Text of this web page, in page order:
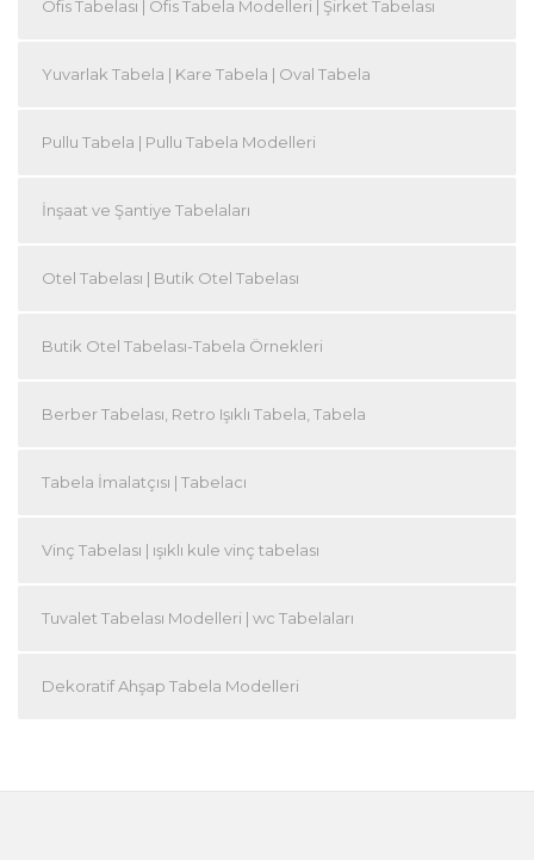
Ofis Tabelası | Ofis Tabela Modelleri | Şirket Tabelası
Yuvarlak Tabela | Kare Tabela | Oval Tabela
Pullu Tabela | Pullu Tabela Modelleri
İnşaat ve Şantiye Tabelaları
Otel Tabelası | Butik Otel Tabelası
Butik Otel Tabelası-Tabela Örnekleri
Berber Tabelası, Retro Işıklı Tabela, Tabela
Tabela İmalatçısı | Tabelacı
Vinç Tabelası | ışıklı kule vinç tabelası
Tuvalet Tabelası Modelleri | wc Tabelaları
Dekoratif Ahşap Tabela Modelleri